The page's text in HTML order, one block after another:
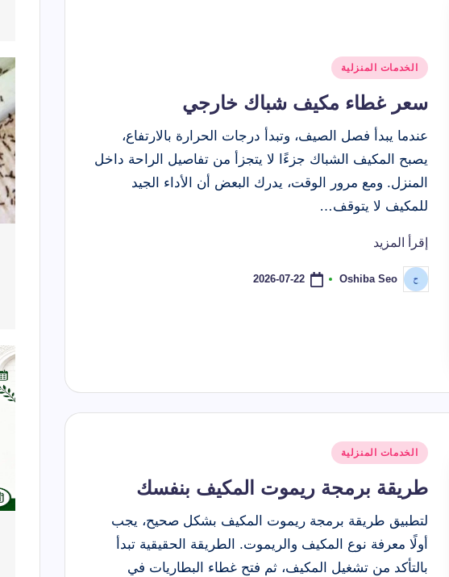
نُشرالخدمات المنزلية
سعر غطاء مكيف شباك خارجي
عندما يبدأ فصل الصيف، وتبدأ درجات الحرارة بالارتفاع،
يصبح المكيف الشباك جزءًا لا يتجزأ من تفاصيل الراحة داخل
المنزل. ومع مرور الوقت، يدرك البعض أن الأداء الجيد
للمكيف لا يتوقف…
إقرأ المزيد
تمّ
النشر
Oshiba Seo
2026-07-22
نُشرالخدمات المنزلية
طريقة برمجة ريموت المكيف بنفسك
لتطبيق طريقة برمجة ريموت المكيف بشكل صحيح، يجب
أولًا معرفة نوع المكيف والريموت. الطريقة الحقيقية تبدأ
بالتأكد من تشغيل المكيف، ثم فتح غطاء البطاريات في